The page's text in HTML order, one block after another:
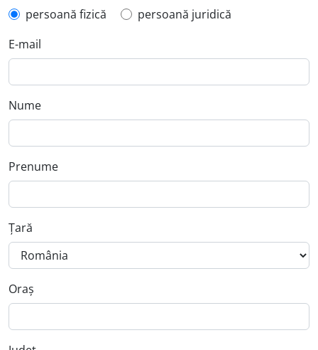
persoană fizică
persoană juridică
E-mail
Nume
Prenume
Țară
Oraș